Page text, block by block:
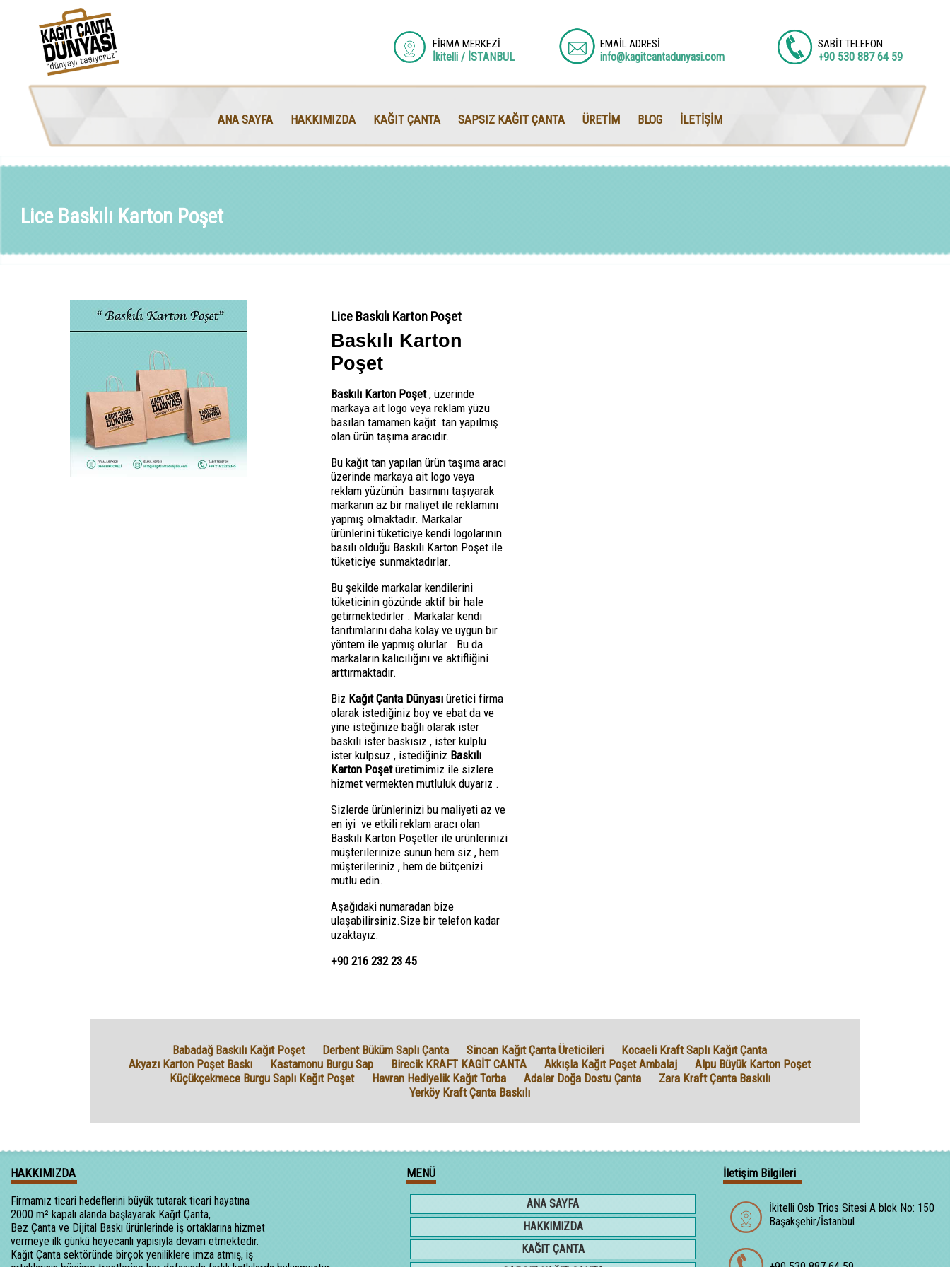
FİRMA MERKEZİ
İkitelli / İSTANBUL
EMAİL ADRESİ
info@kagitcantadunyasi.com
SABİT TELEFON
+90 530 887 64 59
ANA SAYFA HAKKIMIZDA KAĞIT ÇANTA SAPSIZ KAĞIT ÇANTA ÜRETİM BLOG İLETİŞİM
Lice Baskılı Karton Poşet
Lice Baskılı Karton Poşet
Baskılı Karton
Poşet
Baskılı Karton Poşet, üzerinde
markaya ait logo veya reklam yüzü
basılan tamamen kağıt tan yapılmış
olan ürün taşıma aracıdır.
Bu kağıt tan yapılan ürün taşıma aracı
üzerinde markaya ait logo veya
reklam yüzünün basımını taşıyarak
markanın az bir maliyet ile reklamını
yapmış olmaktadır. Markalar
ürünlerini tüketiciye kendi logolarının
basılı olduğu Baskılı Karton Poşet ile
tüketiciye sunmaktadırlar.
Bu şekilde markalar kendilerini
tüketicinin gözünde aktif bir hale
getirmektedirler . Markalar kendi
tanıtımlarını daha kolay ve uygun bir
yöntem ile yapmış olurlar . Bu da
markaların kalıcılığını ve aktifliğini
arttırmaktadır.
Biz Kağıt Çanta Dünyası üretici firma
olarak istediğiniz boy ve ebat da ve
yine isteğinize bağlı olarak ister
baskılı ister baskısız , ister kulplu
ister kulpsuz , istediğiniz Baskılı
Karton Poşetüretimimiz ile sizlere
hizmet vermekten mutluluk duyarız .
Sizlerde ürünlerinizi bu maliyeti az ve
en iyi ve etkili reklam aracı olan
Baskılı Karton Poşetler ile ürünlerinizi
müşterilerinize sunun hem siz , hem
müşterileriniz , hem de bütçenizi
mutlu edin.
Aşağıdaki numaradan bize
ulaşabilirsiniz.Size bir telefon kadar
uzaktayız.
+90 216 232 23 45
Babadağ Baskılı Kağıt Poşet Derbent Büküm Saplı Çanta Sincan Kağıt Çanta Üreticileri
Kocaeli Kraft Saplı Kağıt Çanta
Akyazı Karton Poşet Baskı
Kastamonu Burgu Sap Birecik KRAFT KAGİT CANTA Akkışla Kağıt Poşet Ambalaj
Alpu Büyük Karton Poşet
Küçükçekmece Burgu Saplı Kağıt Poşet
Havran Hediyelik Kağıt Torba Adalar Doğa Dostu Çanta
Zara Kraft Çanta Baskılı
Yerköy Kraft Çanta Baskılı
HAKKIMIZDA
Firmamız ticari hedeflerini büyük tutarak ticari hayatına
2000 m² kapalı alanda başlayarak Kağıt Çanta,
Bez Çanta ve Dijital Baskı ürünlerinde iş ortaklarına hizmet
vermeye ilk günkü heyecanlı yapısıyla devam etmektedir.
Kağıt Çanta sektöründe birçok yeniliklere imza atmış, iş
MENÜ
ANA SAYFA
HAKKIMIZDA
KAĞIT ÇANTA
İletişim Bilgileri
İkitelli Osb Trios Sitesi A blok No: 150
Başakşehir/İstanbul